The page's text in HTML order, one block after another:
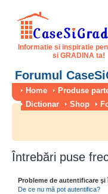
Informatie si inspiratie
si GRADINA ta!
Forumul
Home Produse
Dictionar
Shop
Întrebări puse
Probleme de autentificare şi
De ce nu mă pot autentifica?